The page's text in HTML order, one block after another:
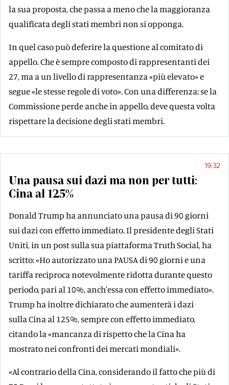
la sua proposta, che passa a meno che la maggioranza
qualificata degli stati membri non si opponga.
In quel caso può deferire la questione al comitato di
appello. Che è sempre composto di rappresentanti dei
27, ma a un livello di rappresentanza «più elevato» e
segue «le stesse regole di voto». Con una differenza: se la
Commissione perde anche in appello, deve questa volta
rispettare la decisione degli stati membri.
19:32
Una pausa sui dazi ma non per tutti:
Cina al 125%
Donald Trump ha annunciato una pausa di 90 giorni
sui dazi con effetto immediato. Il presidente degli Stati
Uniti, in un post sulla sua piattaforma Truth Social, ha
scritto: «Ho autorizzato una PAUSA di 90 giorni e una
tariffa reciproca notevolmente ridotta durante questo
periodo, pari al 10%, anch'essa con effetto immediato».
Trump ha inoltre dichiarato che aumenterà i dazi
sulla Cina al 125%, sempre con effetto immediato,
citando la «mancanza di rispetto che la Cina ha
mostrato nei confronti dei mercati mondiali».
«Al contrario della Cina, considerando il fatto che più di